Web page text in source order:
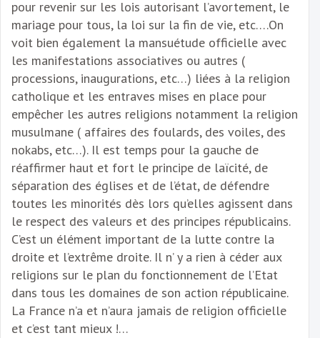
pour revenir sur les lois autorisant l’avortement, le
mariage pour tous, la loi sur la fin de vie, etc….On
voit bien également la mansuétude officielle avec
les manifestations associatives ou autres (
processions, inaugurations, etc…) liées à la religion
catholique et les entraves mises en place pour
empêcher les autres religions notamment la religion
musulmane ( affaires des foulards, des voiles, des
nokabs, etc…). Il est temps pour la gauche de
réaffirmer haut et fort le principe de laïcité, de
séparation des églises et de l’état, de défendre
toutes les minorités dès lors qu’elles agissent dans
le respect des valeurs et des principes républicains.
C’est un élément important de la lutte contre la
droite et l’extrême droite. Il n’ y a rien à céder aux
religions sur le plan du fonctionnement de l’Etat
dans tous les domaines de son action républicaine.
La France n’a et n’aura jamais de religion officielle
et c’est tant mieux !…